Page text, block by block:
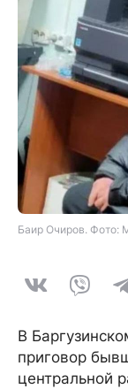
Баир Очиров. Фото:
В
приговор
центральной